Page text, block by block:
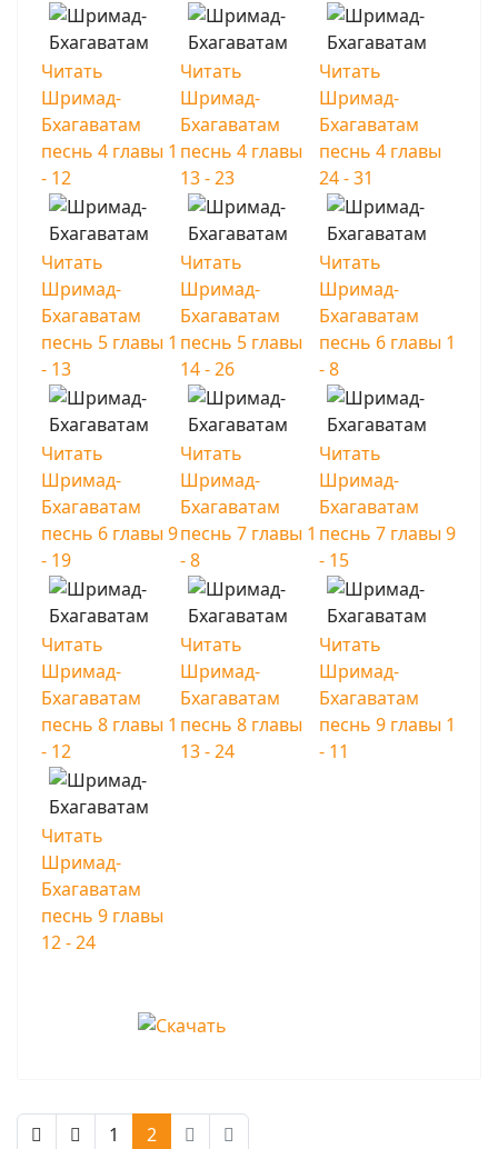
Читать
Шримад-
Бхагаватам
песнь 4 главы 1
- 12
Читать
Шримад-
Бхагаватам
песнь 4 главы
13 - 23
Читать
Шримад-
Бхагаватам
песнь 4 главы
24 - 31
Читать
Шримад-
Бхагаватам
песнь 5 главы 1
- 13
Читать
Шримад-
Бхагаватам
песнь 5 главы
14 - 26
Читать
Шримад-
Бхагаватам
песнь 6 главы 1
- 8
Читать
Шримад-
Бхагаватам
песнь 6 главы 9
- 19
Читать
Шримад-
Бхагаватам
песнь 7 главы 1
- 8
Читать
Шримад-
Бхагаватам
песнь 7 главы 9
- 15
Читать
Шримад-
Бхагаватам
песнь 8 главы 1
- 12
Читать
Шримад-
Бхагаватам
песнь 8 главы
13 - 24
Читать
Шримад-
Бхагаватам
песнь 9 главы 1
- 11
Читать
Шримад-
Бхагаватам
песнь 9 главы
12 - 24
1 2